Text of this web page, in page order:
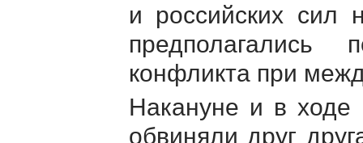
и российских сил
предполагались
конфликта при
Накануне и в ходе
обвиняли друг